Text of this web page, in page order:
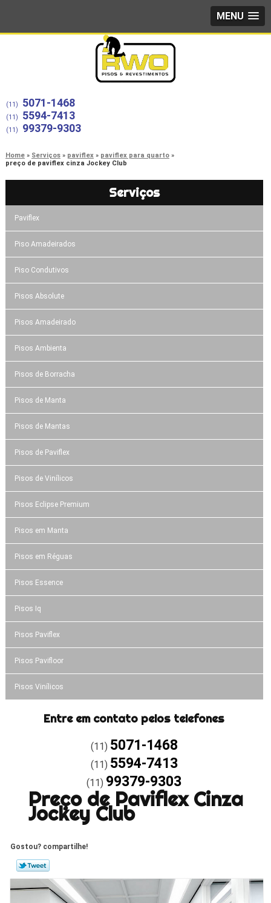
MENU
(11) 5071-1468
(11) 5594-7413
(11) 99379-9303
Home Serviços paviflex
paviflex para quarto
preço de paviflex cinza Jockey Club
Serviços
Paviflex
Piso Amadeirados
Piso Condutivos
Pisos Absolute
Pisos Amadeirado
Pisos Ambienta
Pisos de Borracha
Pisos de Manta
Pisos de Mantas
Pisos de Paviflex
Pisos de Vinílicos
Pisos Eclipse Premium
Pisos em Manta
Pisos em Réguas
Pisos Essence
Pisos Iq
Pisos Paviflex
Pisos Pavifloor
Pisos Vinílicos
Entre em contato pelos telefones
(11) 5071-1468
(11) 5594-7413
(11) 99379-9303
Preço de Paviflex Cinza
Jockey Club
Gostou? compartilhe!